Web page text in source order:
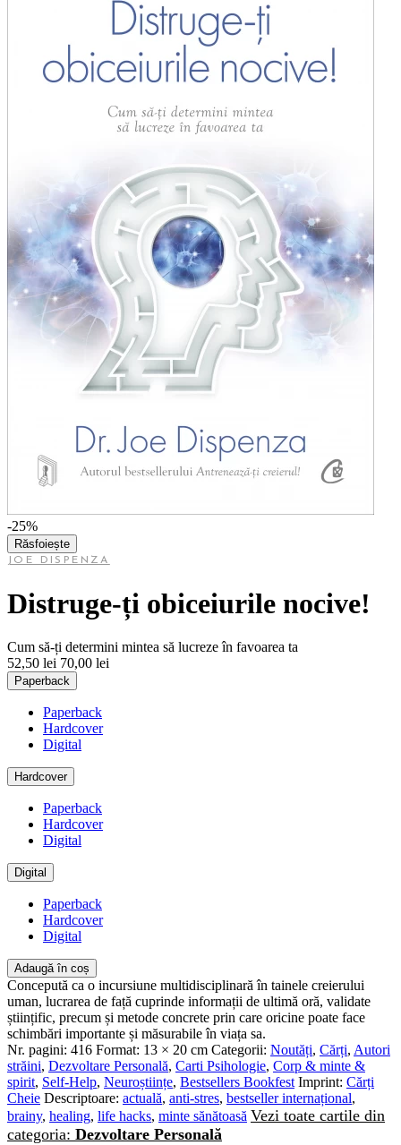
-25%
Răsfoiește
JOE DISPENZA
Distruge-ți obiceiurile nocive!
Cum să-ți determini mintea să lucreze în favoarea ta
52,50 lei 70,00 lei
Paperback
Paperback
Hardcover
Digital
Hardcover
Paperback
Hardcover
Digital
Digital
Paperback
Hardcover
Digital
Adaugă în coș
Concepută ca o incursiune multidisciplinară în tainele creierului
uman, lucrarea de față cuprinde informații de ultimă oră, validate
științific, precum și metode concrete prin care oricine poate face
schimbări importante și măsurabile în viața sa.
Nr. pagini: 416 Format: 13 × 20 cm Categorii: Noutăți, Cărți, Autori
străini, Dezvoltare Personală, Carti Psihologie, Corp & minte &
spirit, Self-Help, Neuroștiințe, Bestsellers Bookfest Imprint: Cărți
Cheie Descriptoare: actuală, anti-stres, bestseller internațional,
brainy, healing, life hacks, minte sănătoasă Vezi toate cartile din
categoria: Dezvoltare Personală